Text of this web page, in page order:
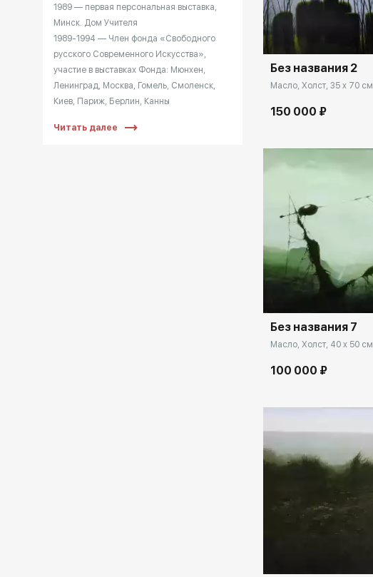
1989 — первая персональная выставка,
Минск. Дом Учителя
1989-1994 — Член фонда «Свободного
русского Современного Искусства»,
участие в выставках Фонда: Мюнхен,
Ленинград, Москва, Гомель, Смоленск,
Киев, Париж, Берлин, Канны
«Bost-Art» Киев, персональные и
Читать далее
Домен:
Без названия 2
Масло, Холст, 35 x 70 см
150 000 ₽
Домен:
Без названия 7
Масло, Холст, 40 x 50 см
100 000 ₽